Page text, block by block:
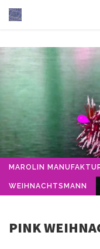
MAROLIN
WEIHNACHTSMANN
PINK